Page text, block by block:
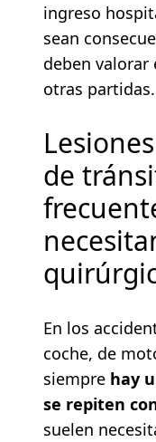
ingreso
sean
deben valorar
otras partidas.
de
En los
coche, de
siempre hay
se repiten
suelen